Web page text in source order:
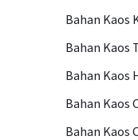
Bahan Kaos
Bahan Kaos
Bahan Kaos
Bahan Kaos
Bahan Kaos